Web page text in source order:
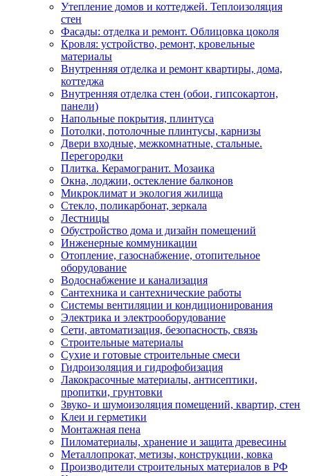
Утепление домов и коттеджей. Теплоизоляция
стен
Фасады: отделка и ремонт. Облицовка цоколя
Кровля: устройство, ремонт, кровельные
материалы
Внутренняя отделка и ремонт квартиры, дома,
коттеджа
Внутренняя отделка стен (обои, гипсокартон,
панели)
Напольные покрытия, плинтуса
Потолки, потолочные плинтусы, карнизы
Двери входные, межкомнатные, стальные.
Перегородки
Плитка. Керамогранит. Мозаика
Окна, лоджии, остекление балконов
Микроклимат и экология жилища
Стекло, поликарбонат, зеркала
Лестницы
Обустройство дома и дизайн помещений
Инженерные коммуникации
Отопление, газоснабжение, отопительное
оборудование
Водоснабжение и канализация
Сантехника и сантехнические работы
Системы вентиляции и кондиционирования
Электрика и электрооборудование
Сети, автоматизация, безопасность, связь
Строительные материалы
Сухие и готовые строительные смеси
Гидроизоляция и гидрофобизация
Лакокрасочные материалы, антисептики,
пропитки, грунтовки
Звуко- и шумоизоляция помещений, квартир, стен
Клеи и герметики
Монтажная пена
Пиломатериалы, хранение и защита древесины
Металлопрокат, метизы, конструкции, ковка
Производители строительных материалов в РФ